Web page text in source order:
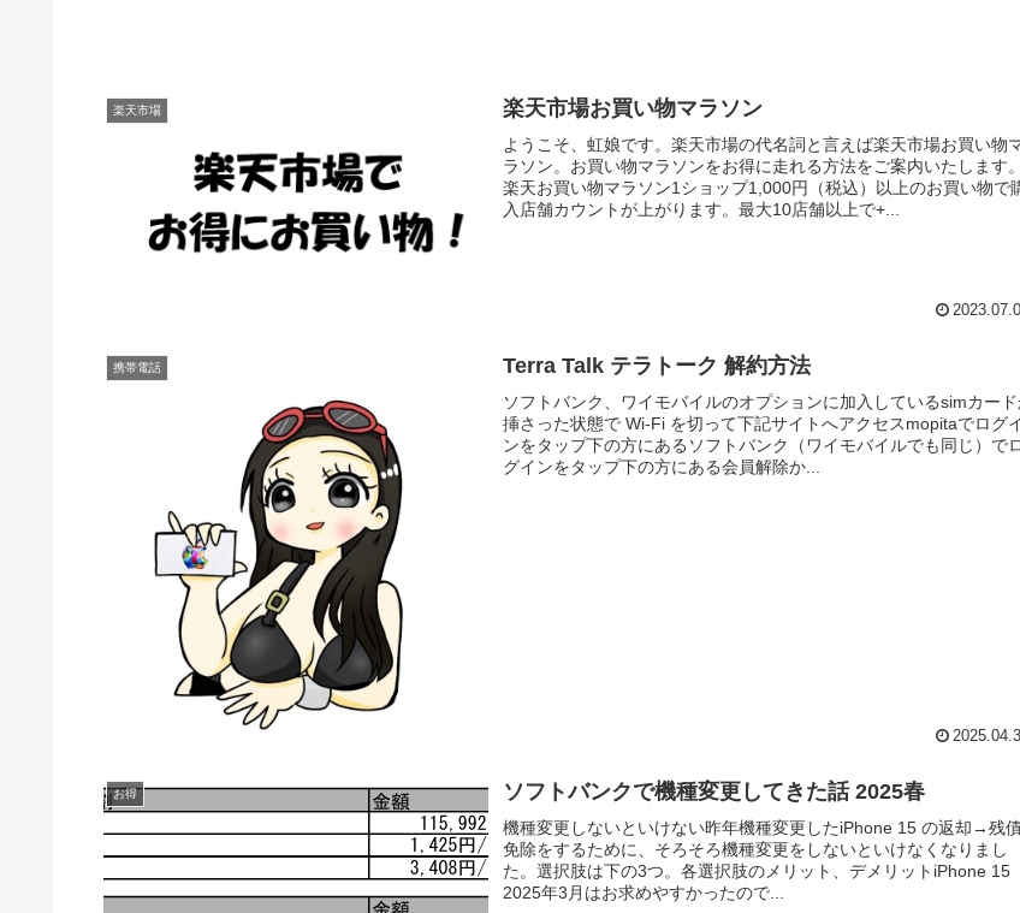
楽天市場 楽天市場お買い物マラソン
ようこそ、虹娘です。楽天市場の代名詞と言えば楽天市場お買い物
ラソン。お買い物マラソンをお得に走れる方法をご案内いたします。
楽天お買い物マラソン1ショップ1,000円（税込）以上のお買い物で
入店舗カウントが上がります。最大10店舗以上で+...
携帯電話 Terra Talk テラトーク 解約方法
ソフトバンク、ワイモバイルのオプションに加入しているsimカー
挿さった状態で Wi-Fi を切って下記サイトへアクセスmopitaでログ
ンをタップ下の方にあるソフトバンク（ワイモバイルでも同じ）で
グインをタップ下の方にある会員解除か...
お得 ソフトバンクで機種変更してきた話 2025春
機種変更しないといけない昨年機種変更したiPhone 15 の返却→残
免除をするために、そろそろ機種変更をしないといけなくなりまし
た。選択肢は下の3つ。各選択肢のメリット、デメリットiPhone 15
2025年3月はお求めやすかったので...